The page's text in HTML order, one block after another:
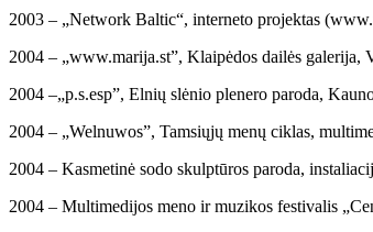
2003 – „Network Baltic“, interneto projektas
2004 – „www.marija.st”, Klaipėdos dailės galerija,
2004 –„p.s.esp”, Elnių slėnio plenero paroda,
2004 – „Welnuwos”, Tamsiųjų menų ciklas,
2004 – Kasmetinė sodo skulptūros paroda,
2004 – Multimedijos meno ir muzikos festivalis